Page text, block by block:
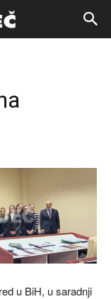
u BiH, u saradnji